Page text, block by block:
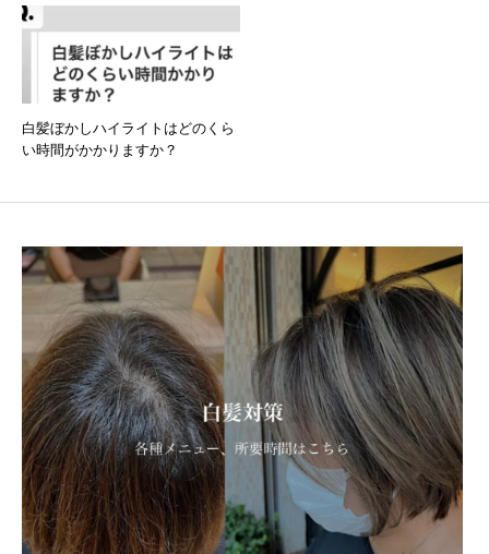
白髪ぼかしハイライトはどのくら
い時間がかかりますか？